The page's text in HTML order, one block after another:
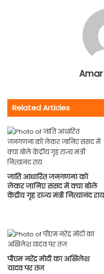
Related Articles
जाति आधारित जनगणना को
लेकर जानिए संसद में क्या बोले
केंद्रीय गृह राज्य मंत्री नित्यानंद राय
पीएम नरेंद्र मोदी का अखिलेश
यादव पर तंज